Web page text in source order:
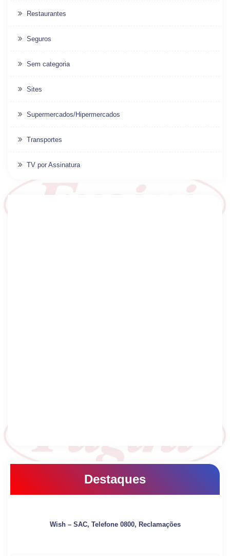
Restaurantes
Seguros
Sem categoria
Sites
Supermercados/Hipermercados
Transportes
TV por Assinatura
Destaques
Wish – SAC, Telefone 0800, Reclamações